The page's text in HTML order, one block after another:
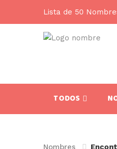
Lista de 50
TODOS
Nombres